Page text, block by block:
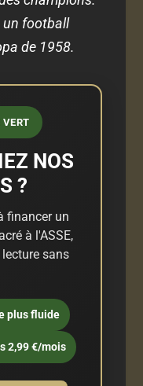
un football
de 1958.
VERT
NOS
?
financer un
à l'ASSE,
sans
plus fluide
2,99 €/mois